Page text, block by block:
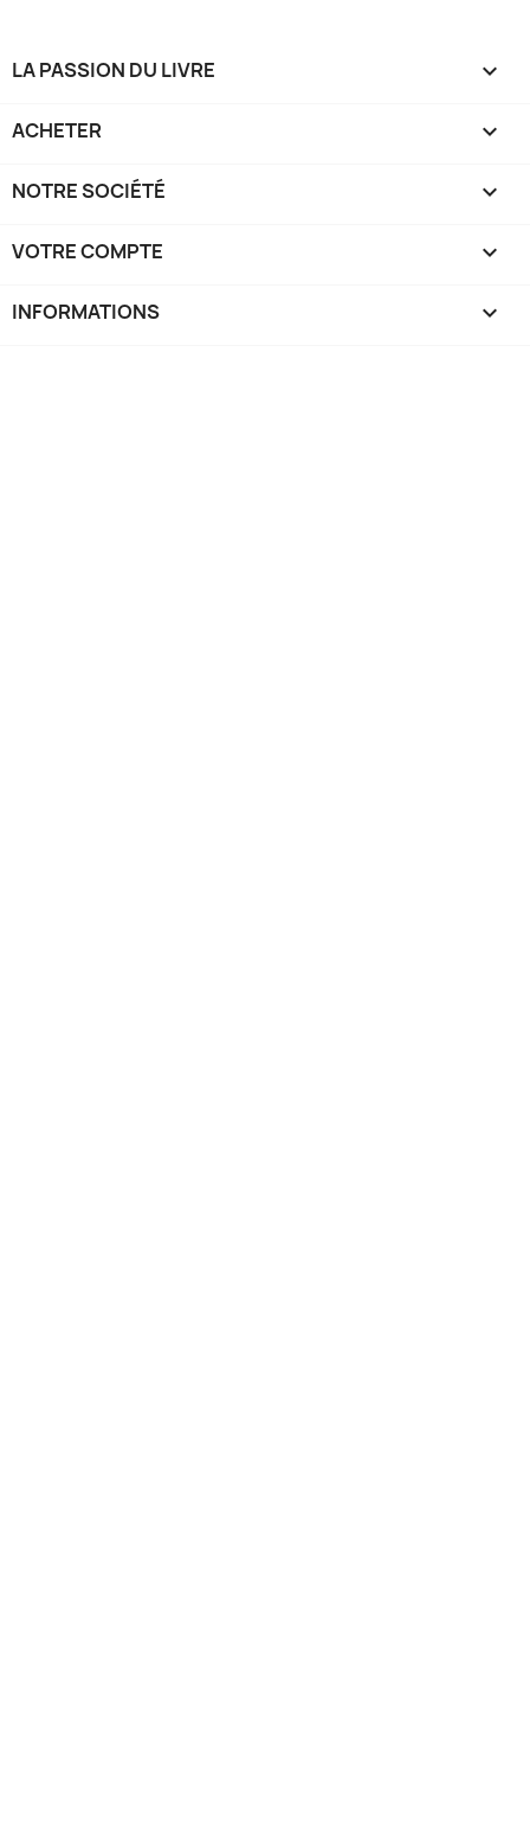
LA PASSION DU LIVRE 
ACHETER 
NOTRE SOCIÉTÉ 
VOTRE COMPTE 
INFORMATIONS keyboard_arrow_down